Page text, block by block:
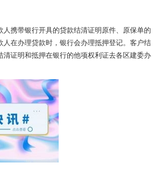
携带银行开具的贷款结清证明原件、原保单的
在办理贷款时，银行会办理抵押登记。客户结
证明和抵押在银行的他项权利证去各区建委办